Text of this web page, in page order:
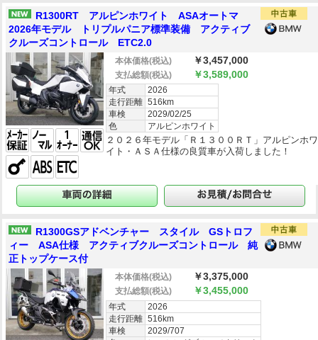
R1300RT アルピンホワイト ASAオートマ
2026年モデル トリプルパニア標準装備 アクティブ
クルーズコントロール ETC2.0
本体価格(税込) ￥3,457,000
支払総額(税込) ￥3,589,000
年式
2026
走行距離 516km
車検
2029/02/25
色
アルピンホワイト
２０２６年モデル「Ｒ１３００ＲＴ」アルピンホワ
イト・ＡＳＡ仕様の良質車が入荷しました！
R1300GSアドベンチャー スタイル GSトロフ
ィー ASA仕様 アクティブクルーズコントロール 純
正トップケース付
本体価格(税込) ￥3,375,000
支払総額(税込) ￥3,455,000
年式
2026
走行距離 516km
車検
2029/707